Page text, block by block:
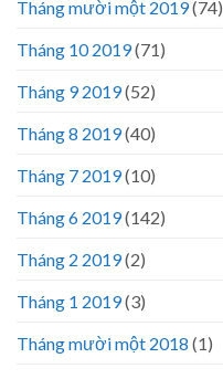
Tháng mười một 2019(74)
Tháng 10 2019(71)
Tháng 9 2019(52)
Tháng 8 2019(40)
Tháng 7 2019(10)
Tháng 6 2019(142)
Tháng 2 2019(2)
Tháng 1 2019(3)
Tháng mười một 2018 (1)